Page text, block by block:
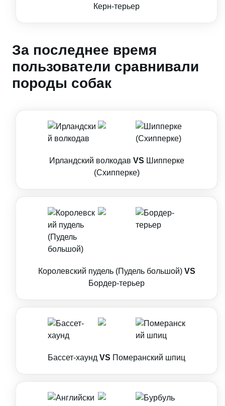
Керн-терьер
За последнее время
пользователи сравнивали
породы собак
Ирландский волкодав VS Шипперке
(Схипперке)
Королевский пудель (Пудель большой) VS
Бордер-терьер
Бассет-хаунд VS Померанский шпиц